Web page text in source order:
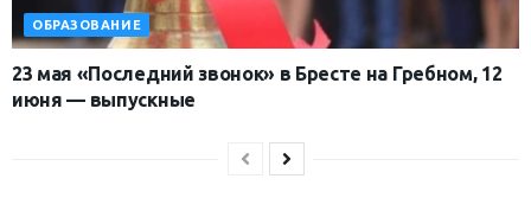
ОБРАЗОВАНИЕ
23 мая «Последний звонок» в Бресте на Гребном, 12
июня — выпускные